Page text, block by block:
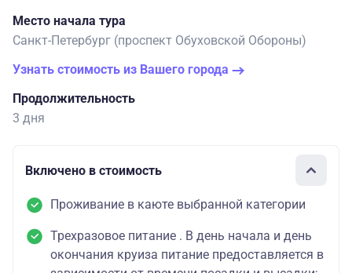
Место начала тура
Санкт-Петербург (проспект Обуховской Обороны)
Узнать стоимость из Вашего города
Продолжительность
3 дня
Включено в стоимость
Проживание в каюте выбранной категории
Трехразовое питание . В день начала и день
окончания круиза питание предоставляется в